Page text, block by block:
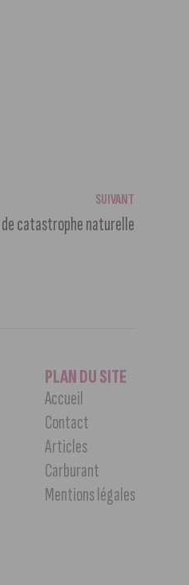
SUIVANT
catastrophe naturelle
PLAN DU SITE
Accueil
Contact
Articles
Carburant
Mentions légales